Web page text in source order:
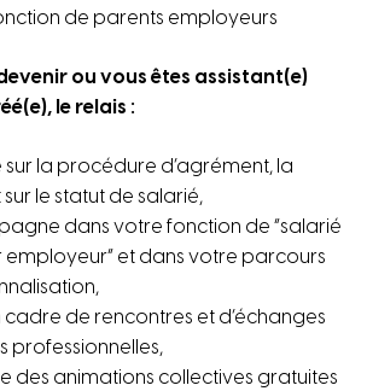
de parents employeurs
ou vous êtes assistant(e)
le relais :
la procédure d’agrément, la
le statut de salarié,
dans votre fonction de “salarié
employeur” et dans votre parcours
cadre de rencontres et d’échanges
professionnelles,
des animations collectives gratuites